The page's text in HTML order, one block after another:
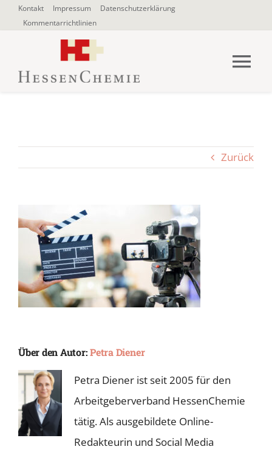
Zum
Inhalt
Kontakt Impressum
Datenschutzerklärung
Kommentarrichtlinien
Über uns
SUCHE
NACH:
Zurück
Über den Autor:Petra Diener
Petra Diener ist seit 2005 für den
Arbeitgeberverband HessenChemie
tätig. Als ausgebildete Online-
Redakteurin und Social Media